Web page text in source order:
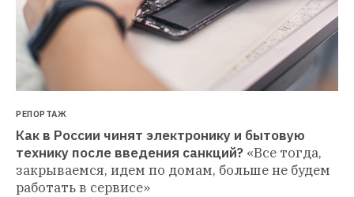
РЕПОРТАЖ
Как в России чинят электронику и бытовую
технику после введения санкций? «Все тогда,
закрываемся, идем по домам, больше не будем
работать в сервисе»